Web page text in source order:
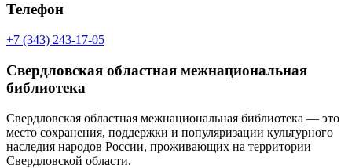
Телефон
+7 (343) 243-17-05
Свердловская областная межнациональная
библиотека
Свердловская областная межнациональная библиотека — это
место сохранения, поддержки и популяризации культурного
наследия народов России, проживающих на территории
Свердловской области.